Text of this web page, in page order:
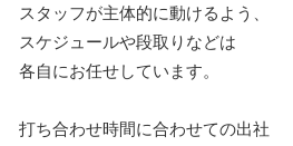
スタッフが主体的に動けるよう、
スケジュールや段取りなどは
各自にお任せしています。
打ち合わせ時間に合わせての出社